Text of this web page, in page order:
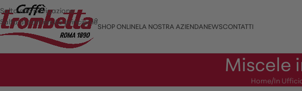
Salta alla navigazione
Salta al contenuto principale
SHOP ONLINELA NOSTRA AZIENDANEWSCONTATTI
Miscele
Home/In